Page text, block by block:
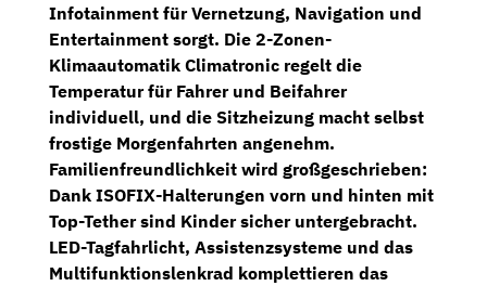
Infotainment für Vernetzung, Navigation und
Entertainment sorgt. Die 2-Zonen-
Klimaautomatik Climatronic regelt die
Temperatur für Fahrer und Beifahrer
individuell, und die Sitzheizung macht selbst
frostige Morgenfahrten angenehm.
Familienfreundlichkeit wird großgeschrieben:
Dank ISOFIX-Halterungen vorn und hinten mit
Top-Tethersind Kinder sicher untergebracht.
LED-Tagfahrlicht, Assistenzsysteme und das
Multifunktionslenkrad komplettieren das